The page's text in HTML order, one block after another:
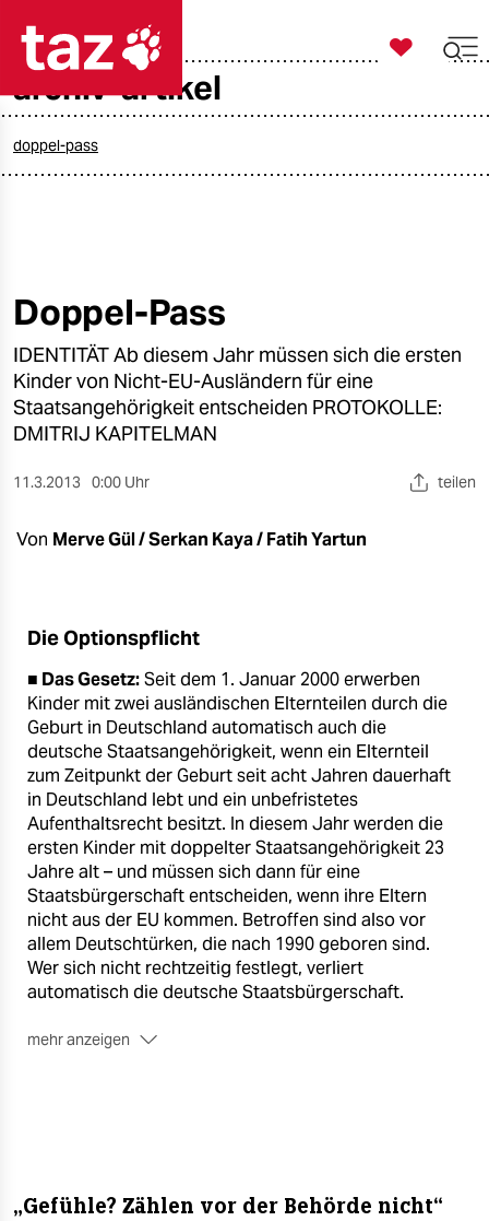
öko
gesellschaft
kultur
sport
berlin
nord
verlag
verlag
veranstaltungen
shop
fragen & hilfe
unterstützen
abo
genossenschaft
epaper login

taz zahl ich
archiv-artikel
doppel-pass
Doppel-Pass
IDENTITÄT Ab diesem Jahr müssen sich die ersten
Kinder von Nicht-EU-Ausländern für eine
Staatsangehörigkeit entscheiden PROTOKOLLE:
DMITRIJ KAPITELMAN
11.3.2013 0:00 Uhr teilen
Von Merve Gül / Serkan Kaya / Fatih Yartun
Die Optionspflicht
■ Das Gesetz:Seit dem 1. Januar 2000 erwerben
Kinder mit zwei ausländischen Elternteilen durch die
Geburt in Deutschland automatisch auch die
deutsche Staatsangehörigkeit, wenn ein Elternteil
zum Zeitpunkt der Geburt seit acht Jahren dauerhaft
in Deutschland lebt und ein unbefristetes
Aufenthaltsrecht besitzt. In diesem Jahr werden die
ersten Kinder mit doppelter Staatsangehörigkeit 23
Jahre alt – und müssen sich dann für eine
Staatsbürgerschaft entscheiden, wenn ihre Eltern
nicht aus der EU kommen. Betroffen sind also vor
allem Deutschtürken, die nach 1990 geboren sind.
Wer sich nicht rechtzeitig festlegt, verliert
automatisch die deutsche Staatsbürgerschaft.
mehr anzeigen
diesem Recht Gebrauch gemacht.
„Gefühle? Zählen vor der Behörde nicht“